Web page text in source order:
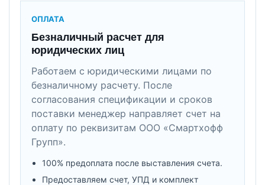
ОПЛАТА
Безналичный расчет для
юридических лиц
Работаем с юридическими лицами по
безналичному расчету. После
согласования спецификации и сроков
поставки менеджер направляет счет на
оплату по реквизитам ООО «Смартхофф
Групп».
100% предоплата после выставления счета.
Предоставляем счет, УПД и комплект